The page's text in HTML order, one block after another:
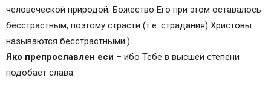
человеческой природой; Божество Его при этом оставалось
бесстрастным, поэтому страсти (т.е. страдания) Христовы
называются бесстрастными.)
Яко препрославлен еси – ибо Тебе в высшей степени
подобает слава.